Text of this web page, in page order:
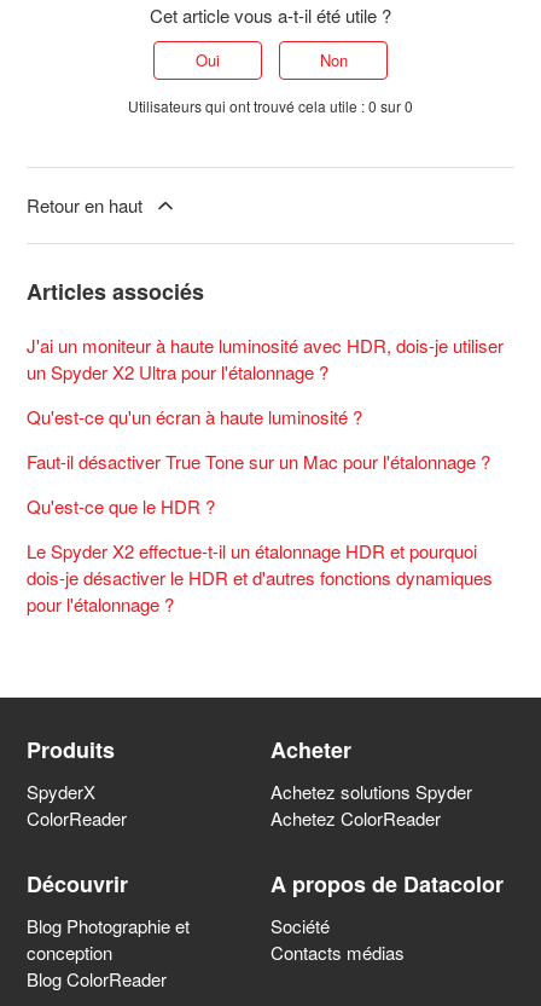
Cet article vous a-t-il été utile ?
Oui Non
Utilisateurs qui ont trouvé cela utile : 0 sur 0
Retour en haut
Articles associés
J'ai un moniteur à haute luminosité avec HDR, dois-je utiliser
un Spyder X2 Ultra pour l'étalonnage ?
Qu'est-ce qu'un écran à haute luminosité ?
Faut-il désactiver True Tone sur un Mac pour l'étalonnage ?
Qu'est-ce que le HDR ?
Le Spyder X2 effectue-t-il un étalonnage HDR et pourquoi
dois-je désactiver le HDR et d'autres fonctions dynamiques
pour l'étalonnage ?
Produits
SpyderX
ColorReader
Acheter
Achetez solutions Spyder
Achetez ColorReader
Découvrir
Blog Photographie et
conception
Blog ColorReader
A propos de Datacolor
Société
Contacts médias